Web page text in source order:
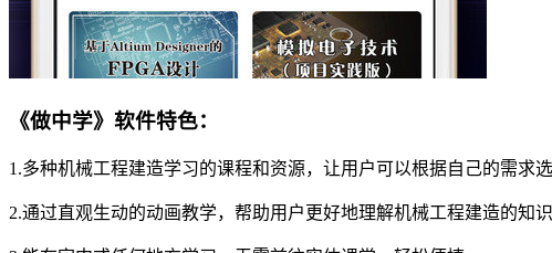
《做中学》软件特色：
1.多种机械工程建造学习的课程和资源，让用户可以根据自己的需求
2.通过直观生动的动画教学，帮助用户更好地理解机械工程建造的知